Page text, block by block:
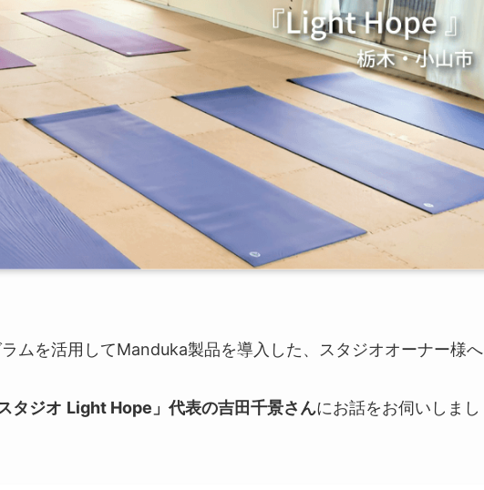
ムを活用してManduka製品を導入した、スタジオオーナー様へ
タジオ Light Hope」代表の吉田千景さんにお話をお伺いしまし